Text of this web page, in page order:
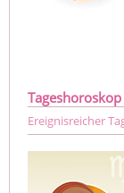
Ereignisreicher